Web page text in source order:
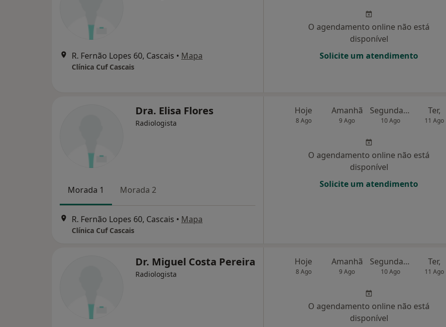
R. Fernão Lopes 60, Cascais • Mapa
Clínica Cuf Cascais
O agendamento online não está
disponível
Solicite um atendimento
Dra. Elisa Flores
Radiologista
Morada 1 Morada 2
R. Fernão Lopes 60, Cascais • Mapa
Clínica Cuf Cascais
Hoje
8 Ago
Amanhã
9 Ago
Segunda-feira
10 Ago
Ter,
11 Ago
O agendamento online não está
disponível
Solicite um atendimento
Dr. Miguel Costa Pereira
Radiologista
Hoje
8 Ago
Amanhã
9 Ago
Segunda-feira
10 Ago
Ter,
11 Ago
O agendamento online não está
disponível